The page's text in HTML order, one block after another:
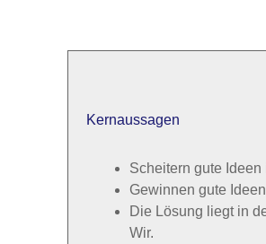
Kernaussagen
Scheitern gute Ideen
Gewinnen gute
Die Lösung liegt in
Wir.